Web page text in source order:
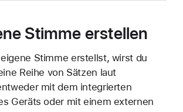
Stimme erstellen
Stimme erstellst, wirst du
Reihe von Sätzen laut
mit dem integrierten
Geräts oder mit einem externen